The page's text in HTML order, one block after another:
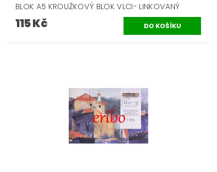
BLOK A5 KROUŽKOVÝ BLOK VLCI- LINKOVANÝ
115 Kč